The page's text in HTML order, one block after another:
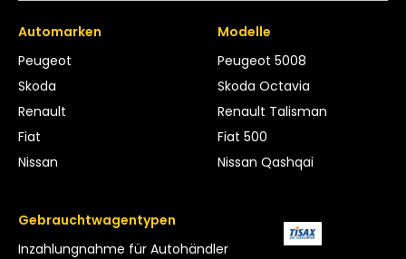
Automarken
Peugeot
Skoda
Renault
Fiat
Nissan
Modelle
Peugeot 5008
Skoda Octavia
Renault Talisman
Fiat 500
Nissan Qashqai
Gebrauchtwagentypen
Inzahlungnahme für Autohändler